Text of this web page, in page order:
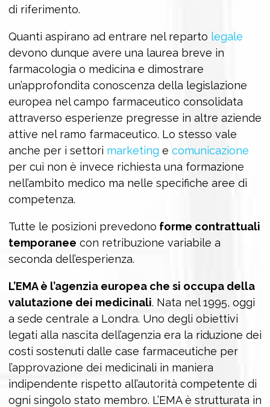
di riferimento.
Quanti aspirano ad entrare nel reparto legale
devono dunque avere una laurea breve in
farmacologia o medicina e dimostrare
un’approfondita conoscenza della legislazione
europea nel campo farmaceutico consolidata
attraverso esperienze pregresse in altre aziende
attive nel ramo farmaceutico. Lo stesso vale
anche per i settori marketing e comunicazione
per cui non è invece richiesta una formazione
nell’ambito medico ma nelle specifiche aree di
competenza.
Tutte le posizioni prevedono forme contrattuali
temporanee con retribuzione variabile a
seconda dell’esperienza.
L’EMA è l’agenzia europea che si occupa della
valutazione dei medicinali. Nata nel 1995, oggi
a sede centrale a Londra. Uno degli obiettivi
legati alla nascita dell’agenzia era la riduzione dei
costi sostenuti dalle case farmaceutiche per
l’approvazione dei medicinali in maniera
indipendente rispetto all’autorità competente di
ogni singolo stato membro. L’EMA è strutturata in